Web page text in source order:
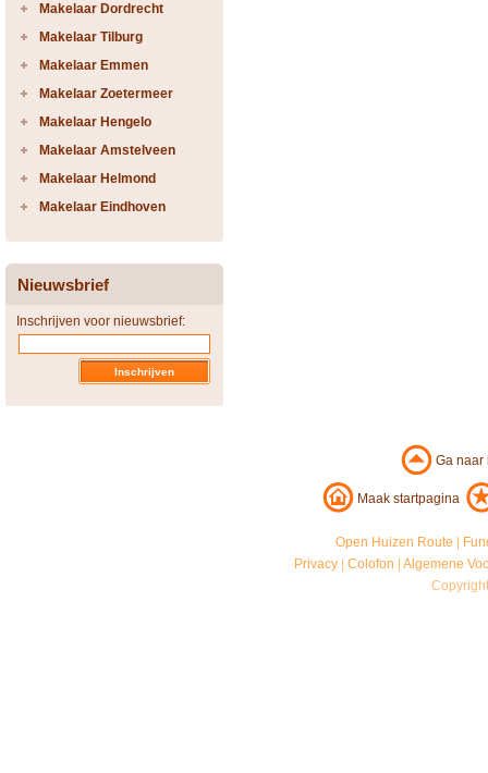
Makelaar Dordrecht
Makelaar Tilburg
Makelaar Emmen
Makelaar Zoetermeer
Makelaar Hengelo
Makelaar Amstelveen
Makelaar Helmond
Makelaar Eindhoven
Nieuwsbrief
Inschrijven voor nieuwsbrief:
Ga
Maak startpagina
Open Huizen Route
Privacy |Colofon |Algemene